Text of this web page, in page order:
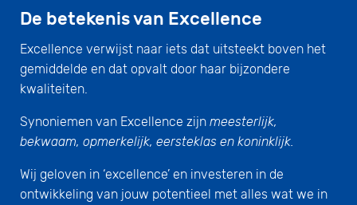
De betekenis van Excellence
Excellence verwijst naar iets dat uitsteekt boven het
gemiddelde en dat opvalt door haar bijzondere
kwaliteiten.
Synoniemen van Excellence zijn meesterlijk,
bekwaam, opmerkelijk, eersteklas en koninklijk.
Wij geloven in ‘excellence’ en investeren in de
ontwikkeling van jouw potentieel met alles wat we in